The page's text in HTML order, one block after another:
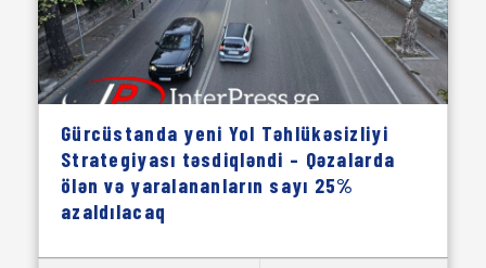
Gürcüstanda yeni Yol Təhlükəsizliyi
Strategiyası təsdiqləndi – Qəzalarda
ölən və yaralananların sayı 25%
azaldılacaq